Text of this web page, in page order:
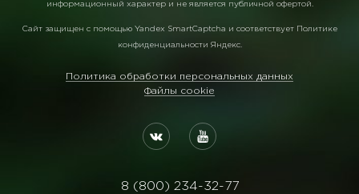
информационный характер и не является публичной офертой.
Сайт защищен с помощью Yandex SmartCaptcha и соответствует Политике
конфиденциальности Яндекс.
Политика обработки персональных данных
Файлы cookie
8 (800) 234-32-77